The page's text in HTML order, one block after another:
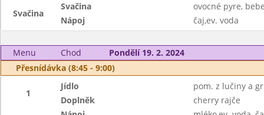
Svačina
Svačina
ovocné pyre,
Nápoj
čaj,ev. voda
Menu Chod
Pondělí 19. 2. 2024
Přesnídávka (8:45 - 9:00)
1
Jídlo
pom. z lučiny a
Doplněk
cherry rajče